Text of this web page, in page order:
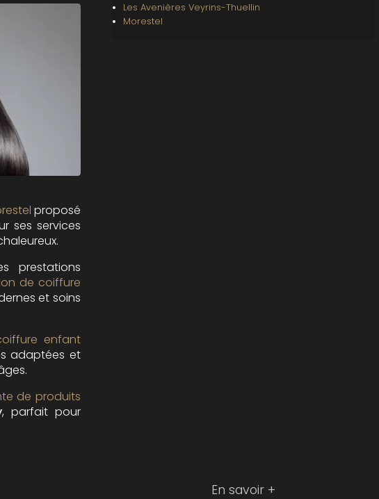
proposé
ses services
prestations
de coiffure
et soins
enfant
adaptées et
de produits
, parfait pour
Les Avenières Veyrins-Thuellin
Morestel
En savoir +